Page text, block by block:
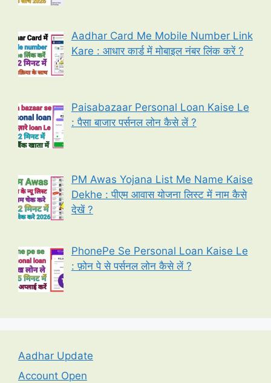
Aadhar Card Me Mobile Number Link
Kare : आधार कार्ड में मोबाइल नंबर लिंक करें ?
Paisabazaar Personal Loan Kaise Le
: पैसा बाजार पर्सनल लोन कैसे लें ?
PM Awas Yojana List Me Name Kaise
Dekhe : पीएम आवास योजना लिस्ट में नाम कैसे
देखें ?
PhonePe Se Personal Loan Kaise Le
: फ़ोन पे से पर्सनल लोन कैसे लें ?
Aadhar Update
Account Open